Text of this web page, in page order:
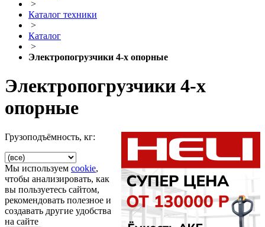
>
Каталог техники
>
Каталог
>
Электропогрузчики 4-х опорные
Электропогрузчики 4-х
опорные
Грузоподъёмность, кг:
Мы используем cookie,
чтобы анализировать, как
вы пользуетесь сайтом,
рекомендовать полезное и
создавать другие удобства
на сайте